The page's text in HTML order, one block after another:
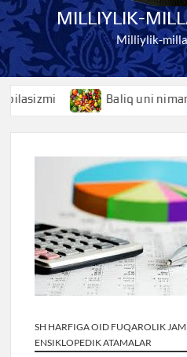
MILLIYLIK-
Milliylik-
Baliq uni nimani
SH HARFIGA OID FUQAROLIK
ENSIKLOPEDIK ATAMALAR